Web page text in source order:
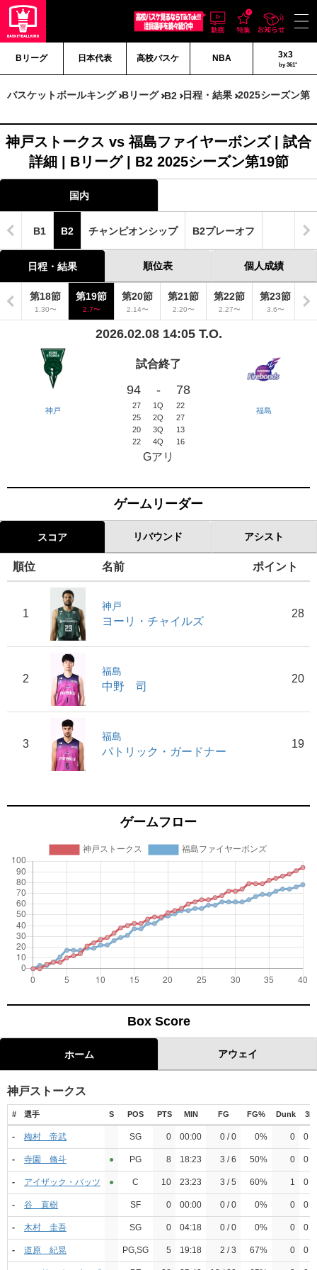
Bリーグ 日本代表 高校バスケ NBA 3x3
by 361°
バスケットボールキング Bリーグ B2 日程・結果 2025シーズン第
神戸ストークス vs 福島ファイヤーボンズ | 試合
詳細 | Bリーグ | B2 2025シーズン第19節
国内
B1 B2 チャンピオンシップ B2プレーオフ
日程・結果 順位表 個人成績
節 第18節
1.30〜
第19節
2.7〜
第20節
2.14〜
第21節
2.20〜
第22節
2.27〜
第23節
3.6〜
2026.02.08 14:05 T.O.
神戸
試合終了
94 - 78
27 1Q
22
25
2Q
27
20
3Q
13
22
4Q 16
Gアリ
福島
ゲームリーダー
スコア リバウンド アシスト
順位 名前 ポイント
1
神戸
ヨーリ・チャイルズ
28
2
福島
中野 司
20
3
福島
パトリック・ガードナー
19
ゲームフロー
Box Score
ホーム アウェイ
神戸ストークス
# 選手 S POS PTS MIN FG FG% Dunk
- 梅村 帝武 SG 0 00:00 0 / 0 0% 0 0 /
- 寺園 脩斗 ●︎ PG 8 18:23 3 / 6 50% 0 0 /
- アイザック・バッツ ●︎ C 10 23:23 3 / 5 60% 1 0 /
- 谷 直樹 SF 0 00:00 0 / 0 0% 0 0 /
- 木村 圭吾 SG 0 04:18 0 / 0 0% 0 0 /
- 道原 紀晃 PG,SG 5 19:18 2 / 3 67% 0 0 /